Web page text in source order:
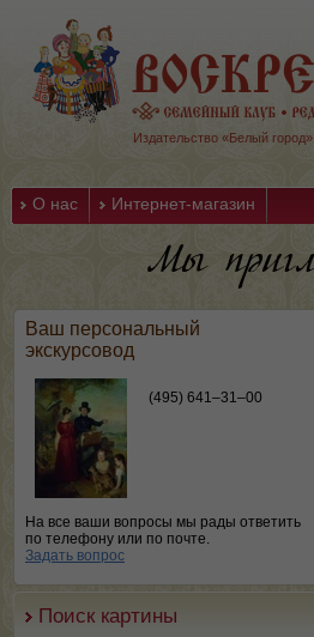
Издательство «Белый город»
О нас Интернет-магазин
Ваш персональный
экскурсовод
(495) 641–31–00
На все ваши вопросы мы рады ответить
по телефону или по почте.
Задать вопрос
Поиск картины